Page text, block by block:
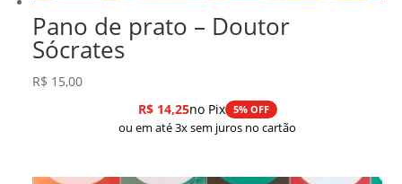
Pano de prato – Doutor
Sócrates
R$ 15,00
R$14,25no Pix 5% OFF
ou em até 3x sem juros no cartão